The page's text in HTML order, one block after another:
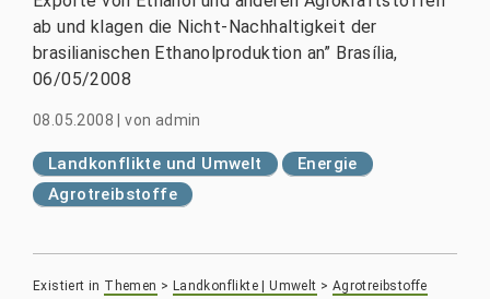
ab und klagen die Nicht-Nachhaltigkeit der
brasilianischen Ethanolproduktion an” Brasília,
06/05/2008
08.05.2008 |von admin
Landkonflikte und Umwelt
Energie
Agrotreibstoffe
Existiert in Themen > Landkonflikte | Umwelt > Agrotreibstoffe